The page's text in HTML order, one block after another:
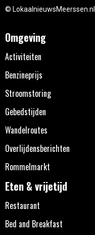
© LokaalnieuwsMeerssen.nl
Omgeving
Activiteiten
Benzineprijs
Stroomstoring
Gebedstijden
Wandelroutes
Overlijdensberichten
Rommelmarkt
Eten & vrijetijd
Restaurant
Bed and Breakfast